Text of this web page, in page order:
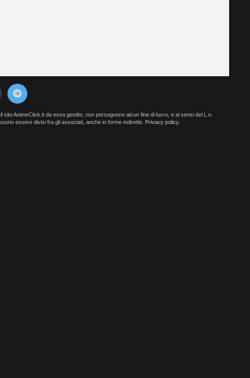
AnimeClick.it da essa gestito, non perseguono alcun fine di lucro, e ai sensi del L.n.
essere divisi fra gli associati, anche in forme indirette. Privacy policy.